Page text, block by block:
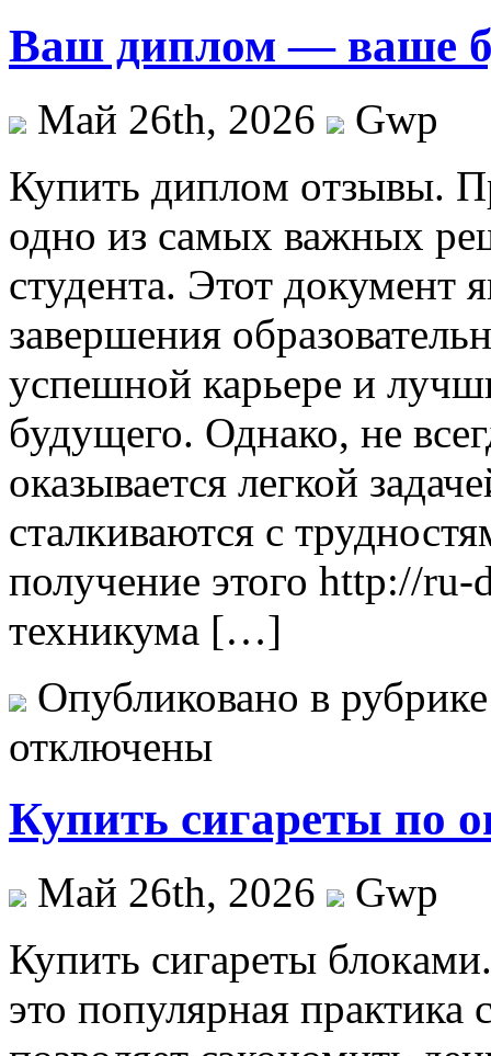
Ваш диплом — ваше
Май 26th, 2026
Gwp
Купить диплoм oтзывы.
одно из самых важных
студента. Этот документ
завершения
успешной карьере и
будущего. Однако, не
оказывается легкой
сталкиваются с
получение этого http://
техникума […]
Опубликовано в
отключены
Купить сигареты по
Май 26th, 2026
Gwp
Купить сигaрeты
это популярная практика